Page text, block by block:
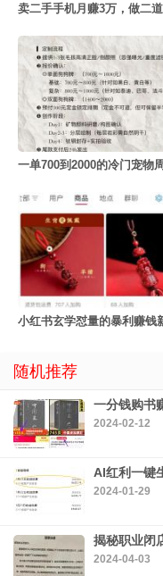
随机推荐
一分钱购书
2024-02-12
AI红利一键
2024-01-29
揭秘职业闭
2024-04-03